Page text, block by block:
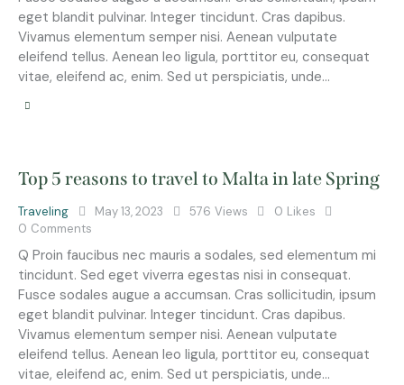
eget blandit pulvinar. Integer tincidunt. Cras dapibus.
Vivamus elementum semper nisi. Aenean vulputate
eleifend tellus. Aenean leo ligula, porttitor eu, consequat
vitae, eleifend ac, enim. Sed ut perspiciatis, unde…
Top 5 reasons to travel to Malta in late Spring
Traveling May 13, 2023 576 Views 0 Likes
0 Comments
Q Proin faucibus nec mauris a sodales, sed elementum mi
tincidunt. Sed eget viverra egestas nisi in consequat.
Fusce sodales augue a accumsan. Cras sollicitudin, ipsum
eget blandit pulvinar. Integer tincidunt. Cras dapibus.
Vivamus elementum semper nisi. Aenean vulputate
eleifend tellus. Aenean leo ligula, porttitor eu, consequat
vitae, eleifend ac, enim. Sed ut perspiciatis, unde…